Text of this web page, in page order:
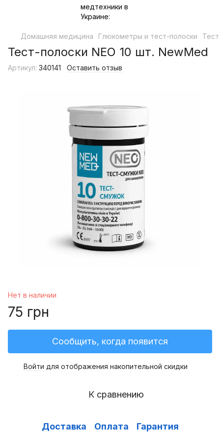
Домашняя медицина Глюкометры и тест-полоски
Тест-полоски NEO 10 шт. NewMed
Артикул: 340141 Оставить отзыв
Нет в наличии
75 грн
Сообщить, когда появится
Войти для отображения накопительной скидки
К сравнению
Доставка Оплата Гарантия